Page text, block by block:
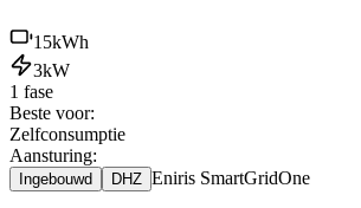
15kWh
3kW
1 fase
Beste voor:
Zelfconsumptie
Aansturing:
Ingebouwd DHZ Eniris SmartGridOne